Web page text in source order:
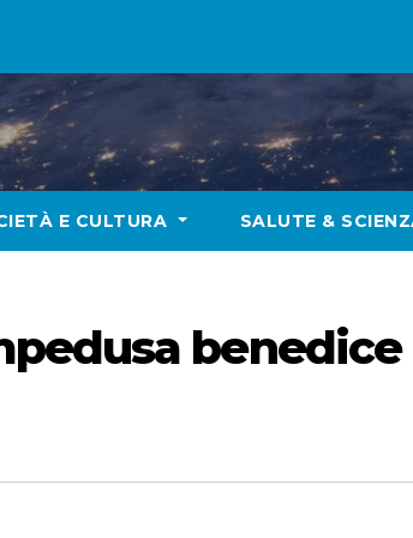
E CULTURA SALUTE &